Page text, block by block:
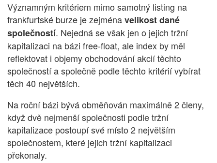
Významným kritériem mimo samotný listing na
frankfurtské burze je zejménavelikost dané
společností. Nejedná se však jen o jejich tržní
kapitalizaci na bázi free-float, ale index by měl
reflektovat i objemy obchodování akcií těchto
společností a společně podle těchto kritérií vybírat
těch 40 největších.
Na roční bázi bývá obměňován maximálně 2 členy,
když dvě nejmenší společnosti podle tržní
kapitalizace postoupí své místo 2 největším
společnostem, které jejich tržní kapitalizaci
překonaly.